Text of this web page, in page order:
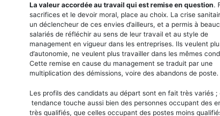
La valeur accordée au travail qui est remise en question.
sacrifices et le devoir moral, place au choix. La crise
un déclencheur de ces envies d’ailleurs, et a permis à
salariés de réfléchir au sens de leur travail et au style de
management en vigueur dans les entreprises. Ils veulent
d’autonomie, ne veulent plus travailler dans les mêmes
Cette remise en cause du management se traduit par une
multiplication des démissions, voire des abandons de poste.
Les profils des candidats au départ sont en fait très variés
tendance touche aussi bien des personnes occupant des
très qualifiés, que celles occupant des postes moins